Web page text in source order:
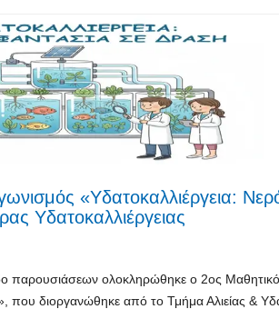
«Υδατοκαλλιέργεια:
Υδατοκαλλιέργειας
παρουσιάσεων ολοκληρώθηκε ο 2ος
που διοργανώθηκε από το Τμήμα Αλιείας &